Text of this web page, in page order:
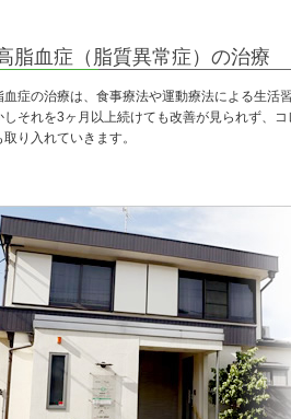
脂血症（脂質異常症）の治療
血症の治療は、食事療法や運動療法による生活
しそれを3ヶ月以上続けても改善が見られず、
取り入れていきます。